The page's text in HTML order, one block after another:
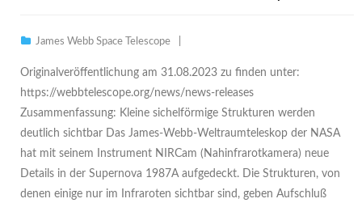
James Webb Space Telescope
Originalveröffentlichung am 31.08.2023 zu finden unter:
https://webbtelescope.org/news/news-releases
Zusammenfassung: Kleine sichelförmige Strukturen werden
deutlich sichtbar Das James-Webb-Weltraumteleskop der NASA
hat mit seinem Instrument NIRCam (Nahinfrarotkamera) neue
Details in der Supernova 1987A aufgedeckt. Die Strukturen, von
denen einige nur im Infraroten sichtbar sind, geben Aufschluß